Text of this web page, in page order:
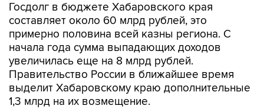
Госдолг в бюджете Хабаровского края
составляет около 60 млрд рублей, это
примерно половина всей казны региона. С
начала года сумма выпадающих доходов
увеличилась еще на 8 млрд рублей.
Правительство России в ближайшее время
выделит Хабаровскому краю дополнительные
1,3 млрд на их возмещение.